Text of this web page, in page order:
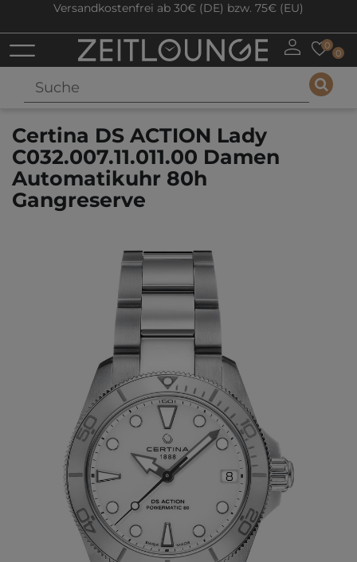
Versandkostenfrei ab 30€ (DE) bzw. 75€ (EU)
0
0
Certina DS ACTION Lady
C032.007.11.011.00 Damen
Automatikuhr 80h
Gangreserve